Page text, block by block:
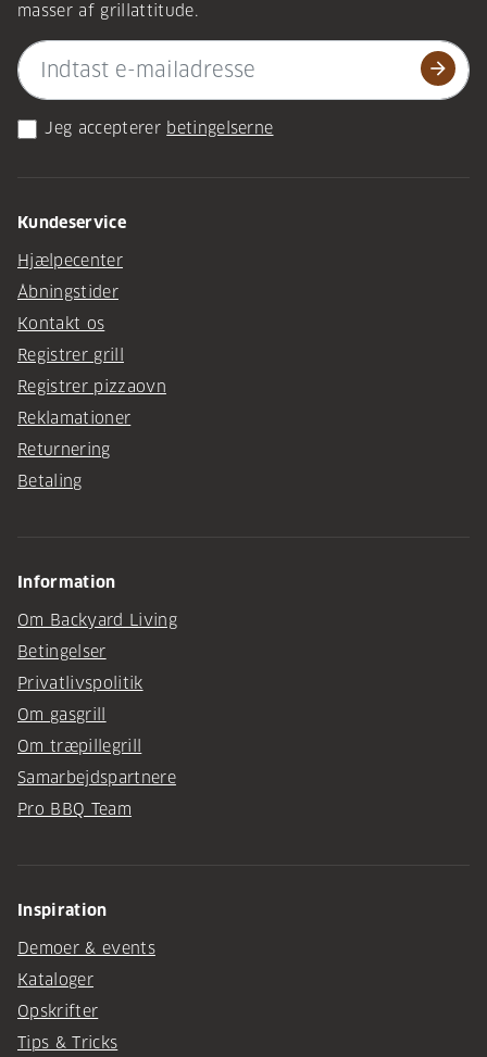
masser af grillattitude.
arrow_forward
Jeg accepterer betingelserne
Kundeservice
Hjælpecenter
Åbningstider
Kontakt os
Registrer grill
Registrer pizzaovn
Reklamationer
Returnering
Betaling
Information
Om Backyard Living
Betingelser
Privatlivspolitik
Om gasgrill
Om træpillegrill
Samarbejdspartnere
Pro BBQ Team
Inspiration
Demoer & events
Kataloger
Opskrifter
Tips & Tricks